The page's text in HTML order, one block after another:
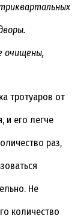
очищены,
тротуаров от
и его легче
раз,
Не
количество